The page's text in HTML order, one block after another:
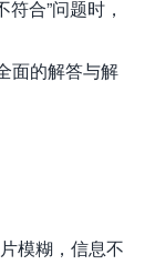
合”问题时，
面的解答与解
模糊，信息不